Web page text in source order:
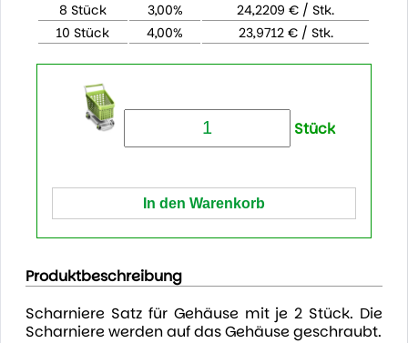
8 Stück
3,00%
24,2209 € / Stk.
10 Stück
4,00% 23,9712 € / Stk.
Stück
Produktbeschreibung
Scharniere Satz für Gehäuse mit je 2 Stück. Die
Scharniere werden auf das Gehäuse geschraubt.